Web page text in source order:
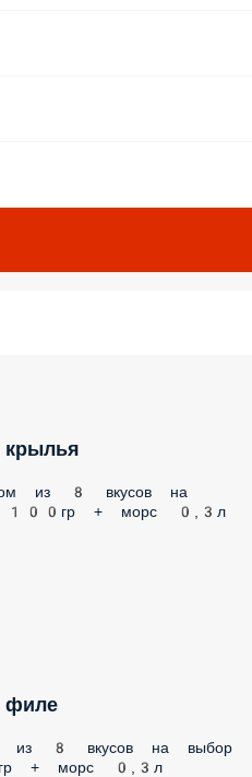
на выбор + картошка
на выбор + картошка фри